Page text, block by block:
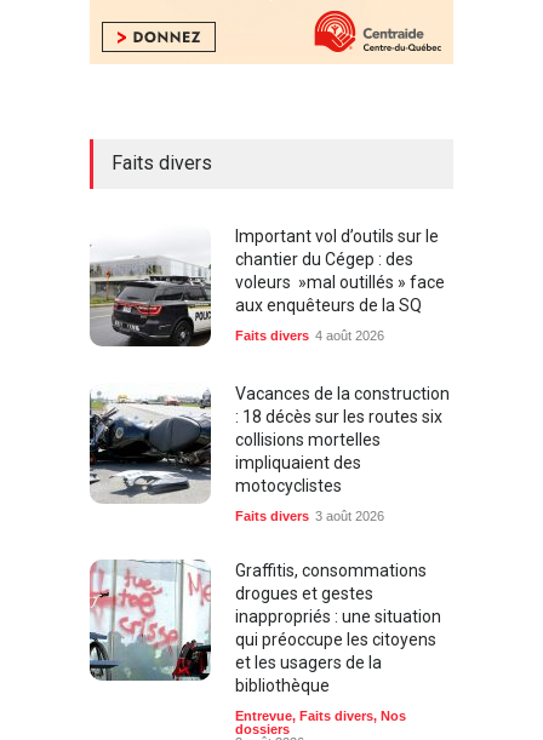
Faits divers
Important vol d’outils sur le
chantier du Cégep : des
voleurs »mal outillés » face
aux enquêteurs de la SQ
Faits divers 4 août 2026
Vacances de la construction
: 18 décès sur les routes six
collisions mortelles
impliquaient des
motocyclistes
Faits divers 3 août 2026
Graffitis, consommations
drogues et gestes
inappropriés : une situation
qui préoccupe les citoyens
et les usagers de la
bibliothèque
Entrevue, Faits divers, Nos
dossiers